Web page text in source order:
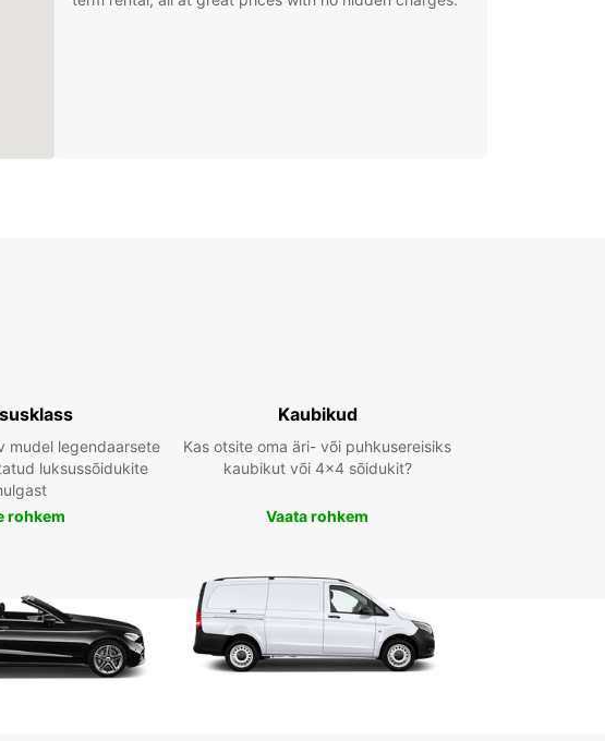
mudel legendaarsete
luksussõidukite
rohkem
Kaubikud
Kas otsite oma äri- või puhkusereisiks
kaubikut või 4x4 sõidukit?
Vaata rohkem